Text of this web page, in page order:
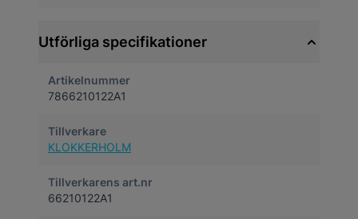
Utförliga specifikationer
Artikelnummer
7866210122A1
Tillverkare
KLOKKERHOLM
Tillverkarens art.nr
66210122A1